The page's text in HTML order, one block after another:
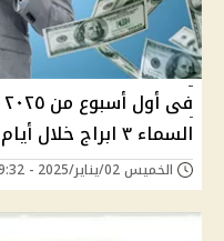
السماء ٣ ابراج خلال أيام هتلعب بالفلوس لعب
الخميس 02/يناير/2025 - 09:32 ص